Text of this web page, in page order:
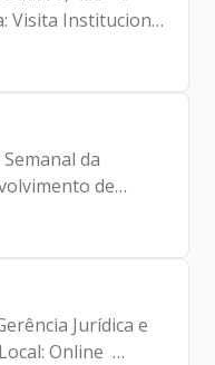
Visita Institucional
– Presidente |
Assessor da...
da
de
Forbes –
Tomiatto -
Jurídica e
Online